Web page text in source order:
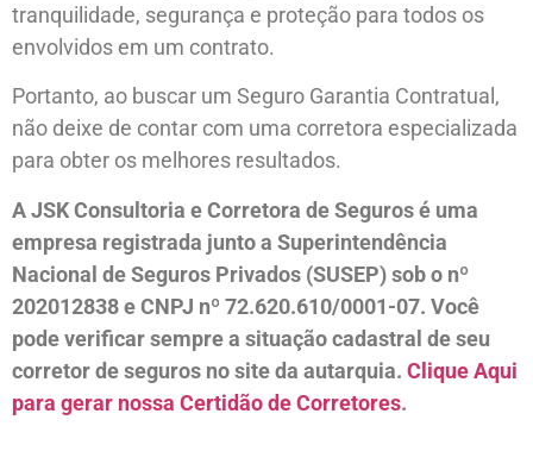
tranquilidade, segurança e proteção para todos os
envolvidos em um contrato.
Portanto, ao buscar um Seguro Garantia Contratual,
não deixe de contar com uma corretora especializada
para obter os melhores resultados.
A JSK Consultoria e Corretora de Seguros é uma
empresa registrada junto a Superintendência
Nacional de Seguros Privados (SUSEP) sob o nº
202012838 e CNPJ nº 72.620.610/0001-07. Você
pode verificar sempre a situação cadastral de seu
corretor de seguros no site da autarquia. Clique Aqui
para gerar nossa Certidão de Corretores.